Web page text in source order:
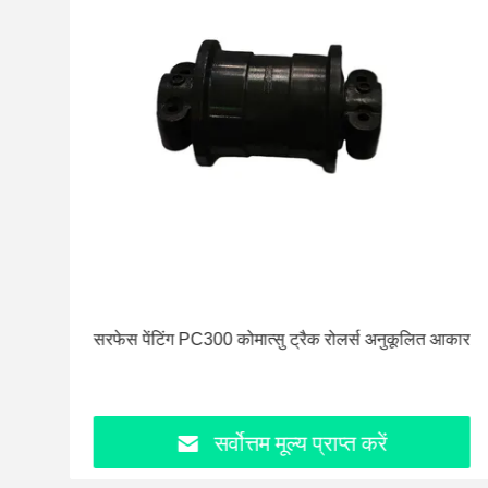
सरफेस पेंटिंग PC300 कोमात्सु ट्रैक रोलर्स अनुकूलित आकार
सर्वोत्तम मूल्य प्राप्त करें